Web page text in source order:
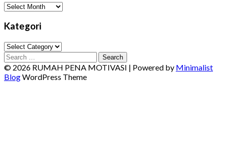
Arsip
Kategori
Kategori
Search
for:
© 2026 RUMAH PENA MOTIVASI | Powered by Minimalist
BlogWordPress Theme